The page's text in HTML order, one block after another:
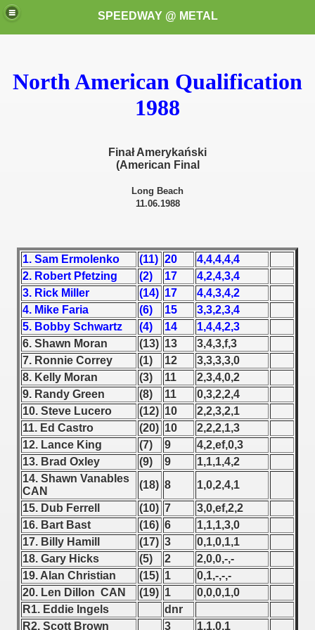
SPEEDWAY @ METAL
North American Qualification
1988
Finał Amerykański
(American Final
Long Beach
11.06.1988
1. Sam Ermolenko (11) 20
4,4,4,4,4
2. Robert Pfetzing
(2) 17
4,2,4,3,4
3. Rick Miller
(14) 17
4,4,3,4,2
4. Mike Faria
(6) 15
3,3,2,3,4
5. Bobby Schwartz
(4) 14
1,4,4,2,3
6. Shawn Moran
(13) 13
3,4,3,f,3
7. Ronnie Correy
(1) 12
3,3,3,3,0
8. Kelly Moran
(3) 11
2,3,4,0,2
9. Randy Green
(8) 11
0,3,2,2,4
10. Steve Lucero
(12) 10
2,2,3,2,1
11. Ed Castro
(20) 10
2,2,2,1,3
12. Lance King
(7) 9
4,2,ef,0,3
13. Brad Oxley
(9) 9
1,1,1,4,2
14. Shawn Vanables
CAN
(18) 8
1,0,2,4,1
15. Dub Ferrell
(10) 7
3,0,ef,2,2
16. Bart Bast
(16) 6
1,1,1,3,0
17. Billy Hamill
(17) 3
0,1,0,1,1
18. Gary Hicks
(5) 2
2,0,0,-,-
19. Alan Christian
(15) 1
0,1,-,-,-
20. Len Dillon CAN
(19) 1
0,0,0,1,0
R1. Eddie Ingels
dnr
R2. Scott Brown
3 1,1,0,1
these speedway programms)
(My speedway programmes to exchange or sale)
1946
- 1952
- 1953
- 1954